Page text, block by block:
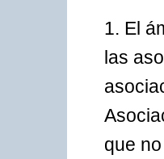
1. El
las
que